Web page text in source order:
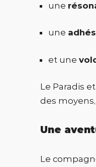
une
une
et une
Le Paradis
des
Une
Le